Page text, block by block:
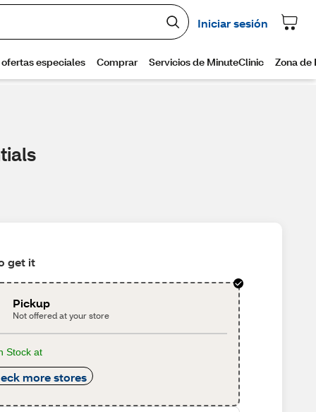
get it
Pickup
Not offered at your store
Stock at
more stores